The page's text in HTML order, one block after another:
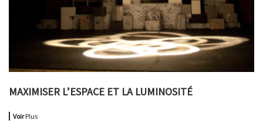
MAXIMISER L’ESPACE ET LA LUMINOSITÉ
VoirPlus